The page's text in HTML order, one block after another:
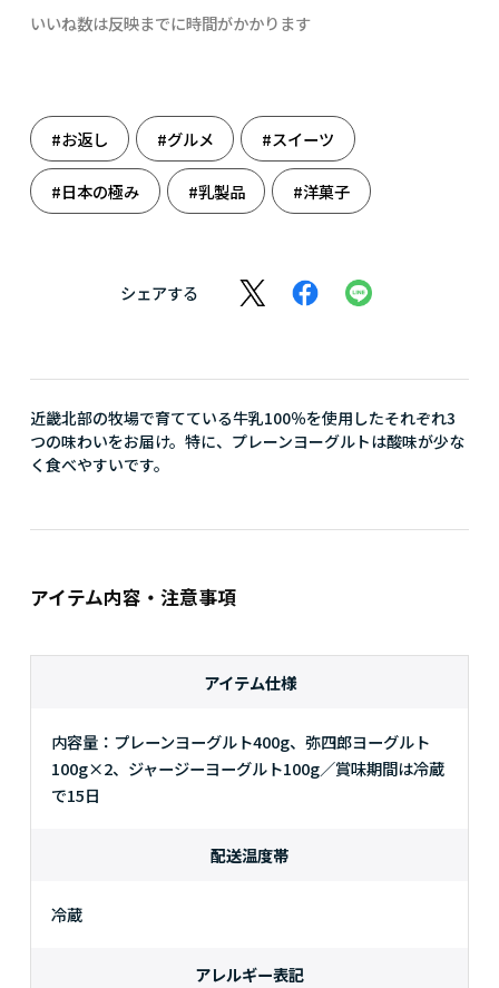
いいね数は反映までに時間がかかります
#お返し #グルメ #スイーツ
#日本の極み #乳製品 #洋菓子
シェアする
近畿北部の牧場で育てている牛乳100％を使用したそれぞれ3
つの味わいをお届け。特に、プレーンヨーグルトは酸味が少な
く食べやすいです。
アイテム内容・注意事項
アイテム仕様
内容量：プレーンヨーグルト400g、弥四郎ヨーグルト
100g×2、ジャージーヨーグルト100g／賞味期間は冷蔵
で15日
配送温度帯
冷蔵
アレルギー表記